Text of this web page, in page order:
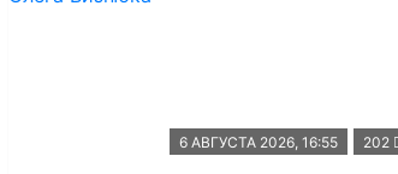
6 АВГУСТА 2026, 16:55 202